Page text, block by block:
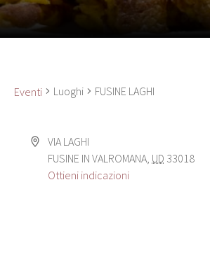
Eventi Luoghi FUSINE LAGHI
VIA LAGHI
FUSINE IN VALROMANA UD 33018
Ottieni indicazioni